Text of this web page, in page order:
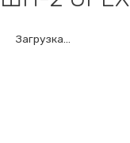
Загрузка...